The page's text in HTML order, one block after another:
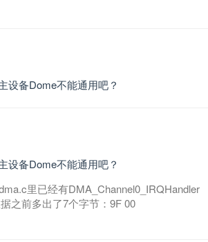
设备Dome不能通用吧？
设备Dome不能通用吧？
里已经有DMA_Channel0_IRQHandler
之前多出了7个字节：9F 00